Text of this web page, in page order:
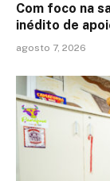
Com foco na
inédito de
agosto 7, 2026